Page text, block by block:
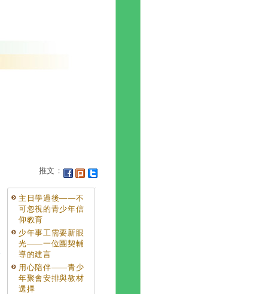
推文：
主日學過後——不
可忽視的青少年信
仰教育
少年事工需要新眼
光——一位團契輔
導的建言
用心陪伴——青少
年聚會安排與教材
選擇